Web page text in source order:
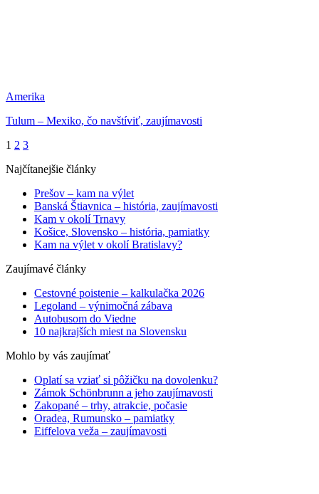
Amerika
Tulum – Mexiko, čo navštíviť, zaujímavosti
1 2 3
Najčítanejšie články
Prešov – kam na výlet
Banská Štiavnica – história, zaujímavosti
Kam v okolí Trnavy
Košice, Slovensko – história, pamiatky
Kam na výlet v okolí Bratislavy?
Zaujímavé články
Cestovné poistenie – kalkulačka 2026
Legoland – výnimočná zábava
Autobusom do Viedne
10 najkrajších miest na Slovensku
Mohlo by vás zaujímať
Oplatí sa vziať si pôžičku na dovolenku?
Zámok Schönbrunn a jeho zaujímavosti
Zakopané – trhy, atrakcie, počasie
Oradea, Rumunsko – pamiatky
Eiffelova veža – zaujímavosti